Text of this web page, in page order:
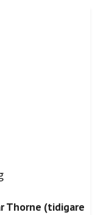
Thorne (tidigare